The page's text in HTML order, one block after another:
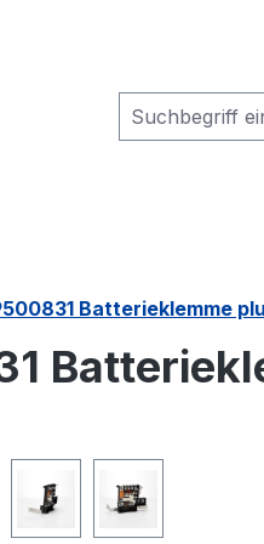
Batterieklemme